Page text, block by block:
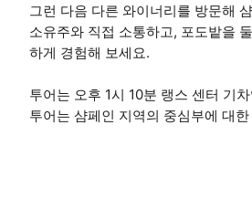
그런 다음 다른 와이너리를 방문해
소유주와 직접 소통하고, 포도밭을
하게 경험해 보세요.
투어는 오후 1시 10분 랭스 센터 기
투어는 샴페인 지역의 중심부에 대